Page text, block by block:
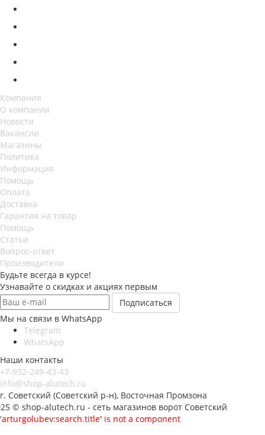
Компания
О компании
Новости
Вакансии
Магазины
Политика
Информация
Помощь
Оплата
Доставка
Гарантия на товар
Помощь
Статьи
Вопрос-ответ
Производители
Будьте всегда в курсе!
Узнавайте о скидках и акциях первым
Мы на связи в WhatsApp
Telegram
WhatsApp
Наши контакты
+7-932-249-43-43
info@shop-alutech.ru
г. Советский (Советский р-н), Восточная Промзона
© shop-alutech.ru - сеть магазинов ворот Советский
'arturgolubev:search.title' is not a component